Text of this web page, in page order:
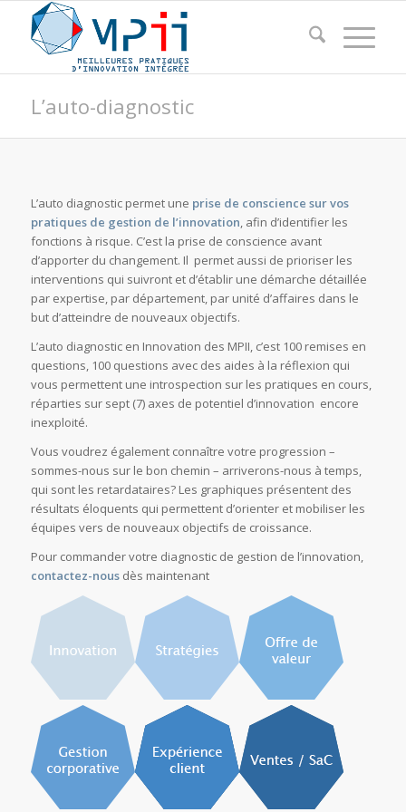
L’auto-diagnostic
L’auto diagnostic permet une prise de conscience sur vos
pratiques de gestion de l’innovation, afin d’identifier les
fonctions à risque. C’est la prise de conscience avant
d’apporter du changement. Il permet aussi de prioriser les
interventions qui suivront et d’établir une démarche détaillée
par expertise, par département, par unité d’affaires dans le
but d’atteindre de nouveaux objectifs.
L’auto diagnostic en Innovation des MPII, c’est 100 remises en
questions, 100 questions avec des aides à la réflexion qui
vous permettent une introspection sur les pratiques en cours,
réparties sur sept (7) axes de potentiel d’innovation encore
inexploité.
Vous voudrez également connaître votre progression –
sommes-nous sur le bon chemin – arriverons-nous à temps,
qui sont les retardataires? Les graphiques présentent des
résultats éloquents qui permettent d’orienter et mobiliser les
équipes vers de nouveaux objectifs de croissance.
Pour commander votre diagnostic de gestion de l’innovation,
contactez-nousdès maintenant